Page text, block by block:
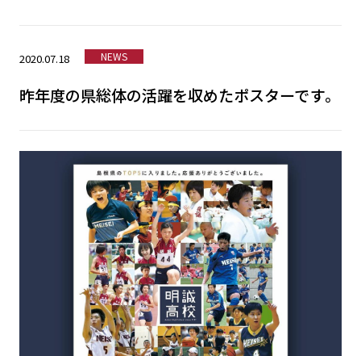
2020.07.18 NEWS
昨年度の県総体の活躍を収めたポスターです。